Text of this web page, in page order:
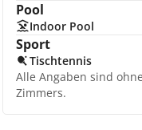
Pool
Indoor Pool
Sport
Tischtennis
Alle Angaben sind
Zimmers.